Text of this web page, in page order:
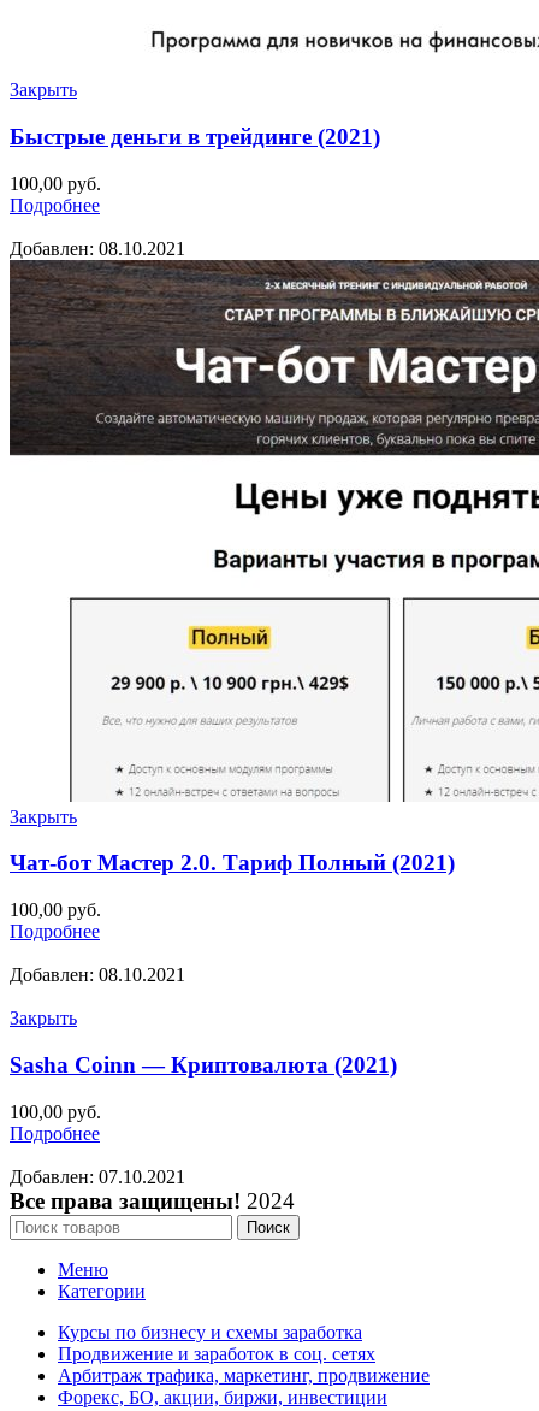
Закрыть
Быстрые деньги в трейдинге (2021)
100,00 руб.
Подробнее
Добавлен: 08.10.2021
Закрыть
Чат-бот Мастер 2.0. Тариф Полный (2021)
100,00 руб.
Подробнее
Добавлен: 08.10.2021
Закрыть
Sasha Coinn — Криптовалюта (2021)
100,00 руб.
Подробнее
Добавлен: 07.10.2021
Все права защищены! 2024
Поиск
Меню
Категории
Курсы по бизнесу и схемы заработка
Продвижение и заработок в соц. сетях
Арбитраж трафика, маркетинг, продвижение
Форекс, БО, акции, биржи, инвестиции